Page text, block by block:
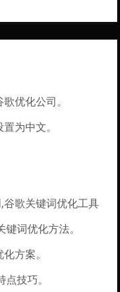
优化公司。
为中文。
歌关键词优化工具
词优化方法。
方案。
技巧。